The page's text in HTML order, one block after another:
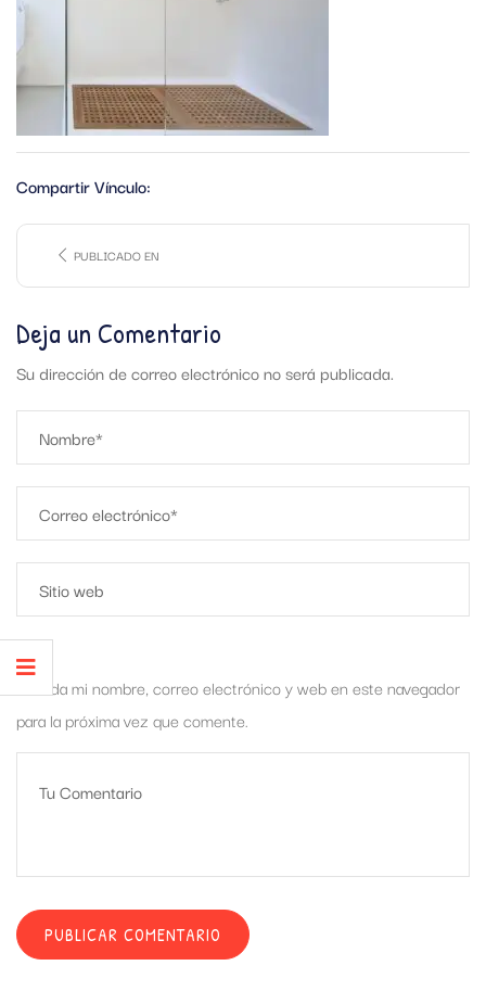
Compartir Vínculo:
PUBLICADO EN
Deja un Comentario
Su dirección de correo electrónico no será publicada.
Guarda mi nombre, correo electrónico y web en este navegador
para la próxima vez que comente.